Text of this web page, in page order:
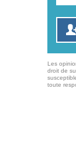
Les
droit de
toute